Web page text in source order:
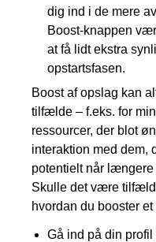
dig ind i de mere
Boost-knappen
at få lidt ekstra
opstartsfasen.
Boost af opslag kan
tilfælde – f.eks. for
ressourcer, der blot
interaktion med dem,
potentielt når
Skulle det være
hvordan du booster
Gå ind på din